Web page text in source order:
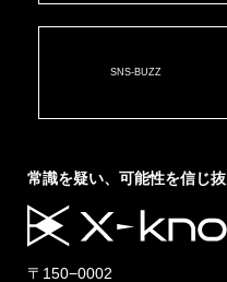
SNS-BUZZ
常識を疑い、可能性を信じ抜
〒150−0002